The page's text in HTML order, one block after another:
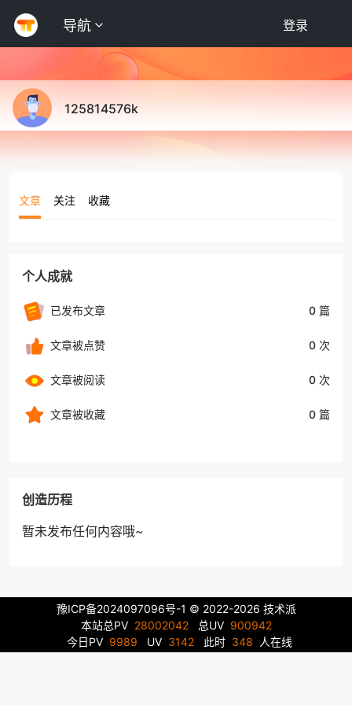
导航 登录
125814576k
文章 关注 收藏
个人成就
已发布文章 0 篇
文章被点赞 0 次
文章被阅读 0 次
文章被收藏 0 篇
创造历程
暂未发布任何内容哦~
豫ICP备2024097096号-1 © 2022-2026 技术派
本站总PV 28002042总UV 900942
今日PV 9989 UV 3142此时 348 人在线